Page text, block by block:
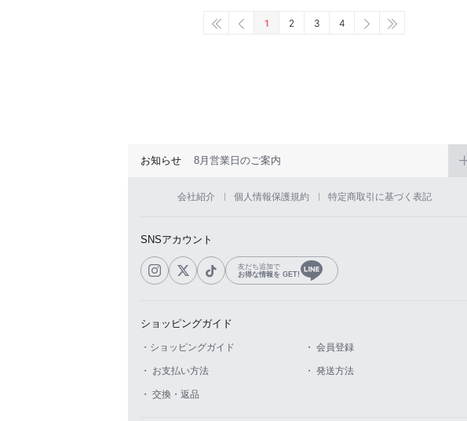
1 2 3 4
お知らせ 8月営業日のご案内
会社紹介 個人情報保護規約 特定商取引に基づく表記
SNSアカウント
友だち追加で
お得な情報を GET!
ショッピングガイド
・ショッピングガイド ・ 会員登録
・ お支払い方法 ・ 発送方法
・ 交換・返品